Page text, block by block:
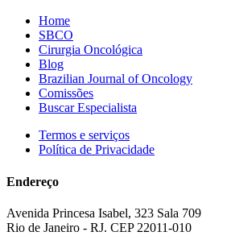
Home
SBCO
Cirurgia Oncológica
Blog
Brazilian Journal of Oncology
Comissões
Buscar Especialista
Termos e serviços
Política de Privacidade
Endereço
Avenida Princesa Isabel, 323 Sala 709
Rio de Janeiro - RJ. CEP 22011-010